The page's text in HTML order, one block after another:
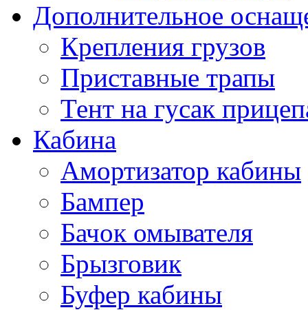
Дополнительное
Крепления грузов
Приставные трапы
Тент на гусак
Кабина
Амортизатор кабины
Бампер
Бачок омывателя
Брызговик
Буфер кабины